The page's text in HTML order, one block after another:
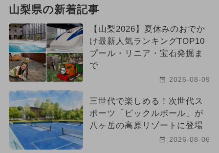
山梨県の新着記事
【山梨2026】夏休みのおでか
け最新人気ランキングTOP10
プール・リニア・宝石発掘ま
で
2026-08-09
三世代で楽しめる！次世代ス
ポーツ「ピックルボール」が
八ヶ岳の高原リゾートに登場
2026-08-06